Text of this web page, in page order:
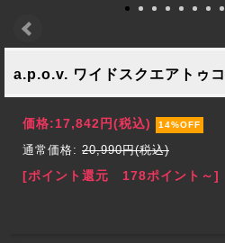
a.p.o.v. ワイドスクエアトゥ
価格:17,842円(税込) 14%OFF
通常価格: 20,990円(税込)
[ポイント還元 178ポイント～]